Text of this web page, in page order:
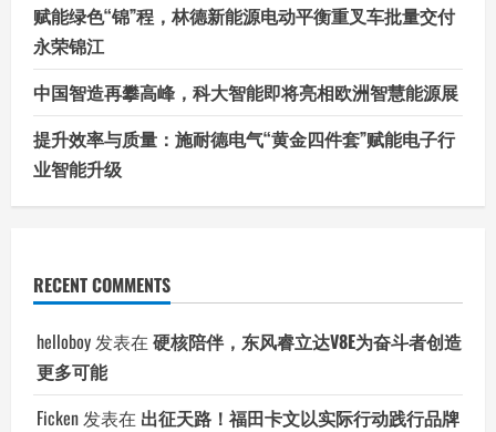
赋能绿色“锦”程，林德新能源电动平衡重叉车批量交付
永荣锦江
中国智造再攀高峰，科大智能即将亮相欧洲智慧能源展
提升效率与质量：施耐德电气“黄金四件套”赋能电子行
业智能升级
RECENT COMMENTS
helloboy发表在 硬核陪伴，东风睿立达V8E为奋斗者创造
更多可能
Ficken发表在 出征天路！福田卡文以实际行动践行品牌